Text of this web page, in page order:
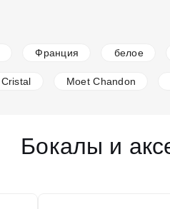
Франция белое
Cristal Moet Chandon
Бокалы и